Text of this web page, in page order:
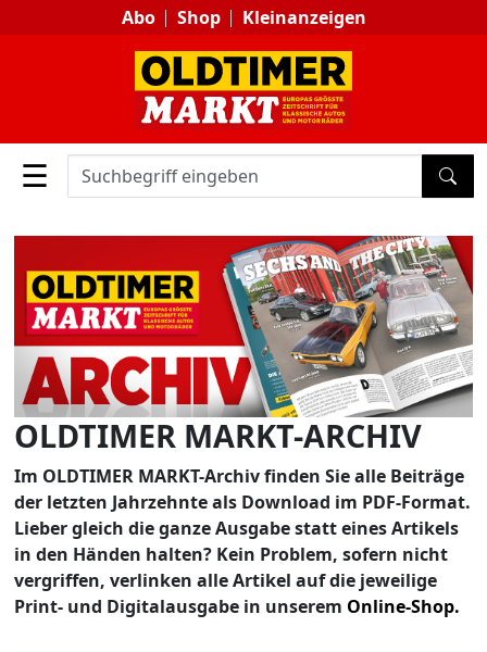
Abo Shop Kleinanzeigen
☰
OLDTIMER MARKT-ARCHIV
Im OLDTIMER MARKT-Archiv finden Sie alle Beiträge
der letzten Jahrzehnte als Download im PDF-Format.
Lieber gleich die ganze Ausgabe statt eines Artikels
in den Händen halten? Kein Problem, sofern nicht
vergriffen, verlinken alle Artikel auf die jeweilige
Print- und Digitalausgabe in unserem Online-Shop.